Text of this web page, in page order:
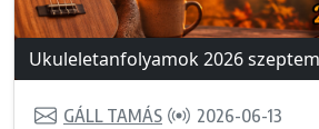
Ukuleletanfolyamok 2026
GÁLL TAMÁS 2026-06-13